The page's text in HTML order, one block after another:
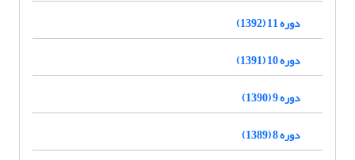
دوره 11 (1392)
دوره 10 (1391)
دوره 9 (1390)
دوره 8 (1389)